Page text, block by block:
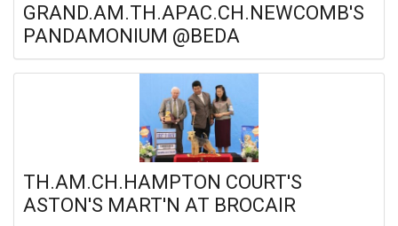
GRAND.AM.TH.APAC.CH.NEWCOMB'S
PANDAMONIUM @BEDA
TH.AM.CH.HAMPTON COURT'S
ASTON'S MART'N AT BROCAIR